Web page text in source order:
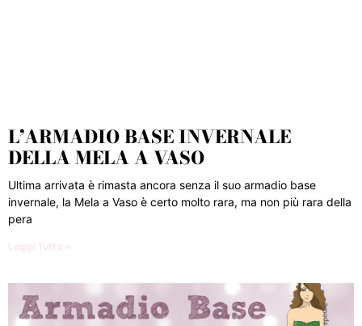
L’ARMADIO BASE INVERNALE
DELLA MELA A VASO
Ultima arrivata è rimasta ancora senza il suo armadio base
invernale, la Mela a Vaso è certo molto rara, ma non più rara della
pera
Leggi Tutto »